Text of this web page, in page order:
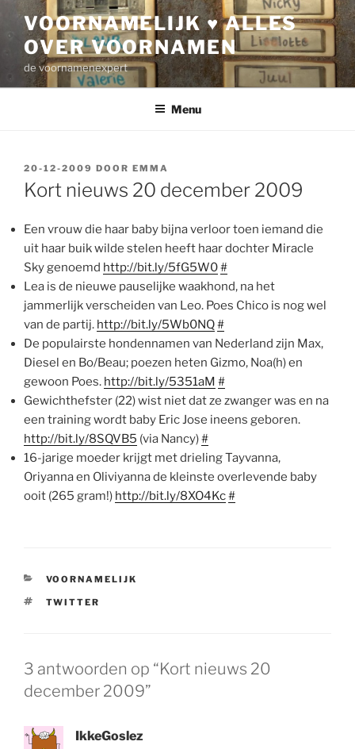
inhoud
VOORNAMELIJK ♥ ALLES
OVER VOORNAMEN
de voornamenexpert
Menu
GEPLAATST
OP
20-12-2009 DOOR EMMA
Kort nieuws 20 december 2009
Een vrouw die haar baby bijna verloor toen iemand die
uit haar buik wilde stelen heeft haar dochter Miracle
Sky genoemd http://bit.ly/5fG5W0#
Lea is de nieuwe pauselijke waakhond, na het
jammerlijk verscheiden van Leo. Poes Chico is nog wel
van de partij. http://bit.ly/5Wb0NQ#
De populairste hondennamen van Nederland zijn Max,
Diesel en Bo/Beau; poezen heten Gizmo, Noa(h) en
gewoon Poes. http://bit.ly/5351aM #
Gewichthefster (22) wist niet dat ze zwanger was en na
een training wordt baby Eric Jose ineens geboren.
http://bit.ly/8SQVB5 (via Nancy)#
16-jarige moeder krijgt met drieling Tayvanna,
Oriyanna en Oliviyanna de kleinste overlevende baby
ooit (265 gram!) http://bit.ly/8XO4Kc#
CATEGORIEËN
VOORNAMELIJK
TAGS
TWITTER
3 antwoorden op “Kort nieuws 20
december 2009”
IkkeGoslez